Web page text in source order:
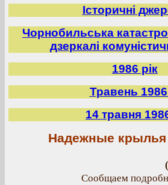
Історичні
Чорнобильська
дзеркалі
1986 рік
Травень
14 травня
Надежные
Сообщаем